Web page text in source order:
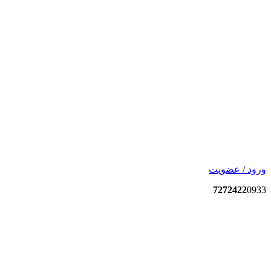
ورود / عضویت
72724220933